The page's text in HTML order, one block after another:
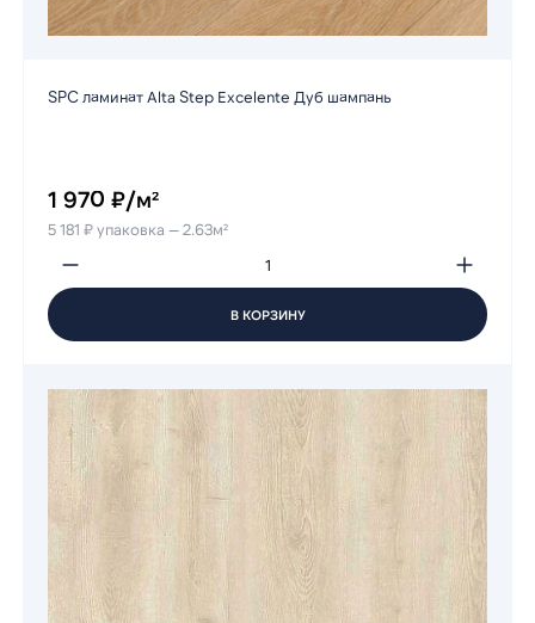
SPC ламинат Alta Step Excelente Дуб шампань
1 970 ₽/м²
5 181 ₽ упаковка — 2.63м²
В КОРЗИНУ